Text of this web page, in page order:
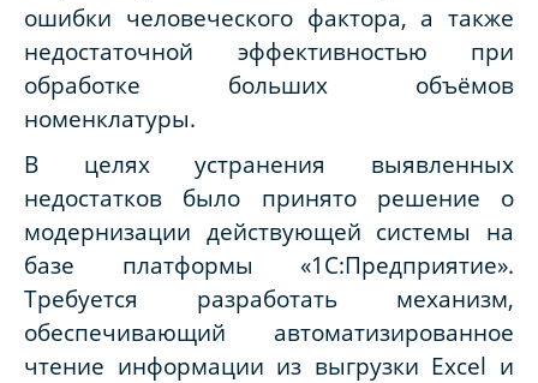
ошибки человеческого фактора, а также
недостаточной эффективностью при
обработке больших объёмов
номенклатуры.
В целях устранения выявленных
недостатков было принято решение о
модернизации действующей системы на
базе платформы «1С:Предприятие».
Требуется разработать механизм,
обеспечивающий автоматизированное
чтение информации из выгрузки Excel и